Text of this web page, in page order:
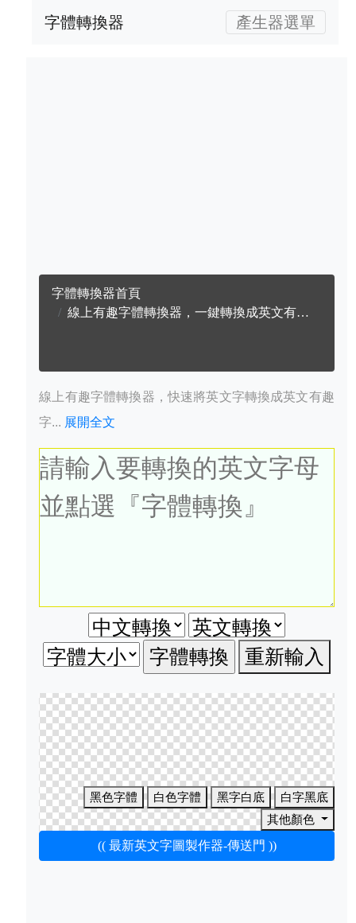
字體轉換器 產生器選單
字體轉換器首頁
線上有趣字體轉換器，一鍵轉換成英文有趣字體
線上有趣字體轉換器，快速將英文字轉換成英文有趣
字... 展開全文
重新輸入
黑色字體 白色字體 黑字白底
白字黑底
其他顏色
(( 最新英文字圖製作器-傳送門 ))